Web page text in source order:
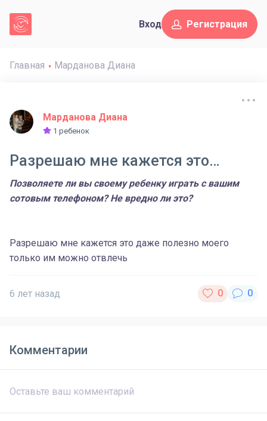
Вход Регистрация
Главная Марданова Диана
Марданова Диана
1 ребенок
Разрешаю мне кажется это…
Позволяете ли вы своему ребенку играть с вашим
сотовым телефоном? Не вредно ли это?
Разрешаю мне кажется это даже полезно моего
только им можно отвлечь
6 лет назад
Комментарии